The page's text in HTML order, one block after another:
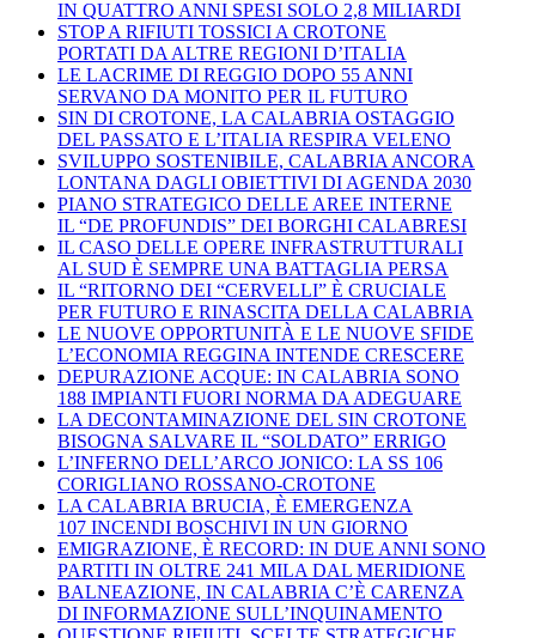
IN QUATTRO ANNI SPESI SOLO 2,8 MILIARDI
STOP A RIFIUTI TOSSICI A CROTONE
PORTATI DA ALTRE REGIONI D’ITALIA
LE LACRIME DI REGGIO DOPO 55 ANNI
SERVANO DA MONITO PER IL FUTURO
SIN DI CROTONE, LA CALABRIA OSTAGGIO
DEL PASSATO E L’ITALIA RESPIRA VELENO
SVILUPPO SOSTENIBILE, CALABRIA ANCORA
LONTANA DAGLI OBIETTIVI DI AGENDA 2030
PIANO STRATEGICO DELLE AREE INTERNE
IL “DE PROFUNDIS” DEI BORGHI CALABRESI
IL CASO DELLE OPERE INFRASTRUTTURALI
AL SUD È SEMPRE UNA BATTAGLIA PERSA
IL “RITORNO DEI “CERVELLI” È CRUCIALE
PER FUTURO E RINASCITA DELLA CALABRIA
LE NUOVE OPPORTUNITÀ E LE NUOVE SFIDE
L’ECONOMIA REGGINA INTENDE CRESCERE
DEPURAZIONE ACQUE: IN CALABRIA SONO
188 IMPIANTI FUORI NORMA DA ADEGUARE
LA DECONTAMINAZIONE DEL SIN CROTONE
BISOGNA SALVARE IL “SOLDATO” ERRIGO
L’INFERNO DELL’ARCO JONICO: LA SS 106
CORIGLIANO ROSSANO-CROTONE
LA CALABRIA BRUCIA, È EMERGENZA
107 INCENDI BOSCHIVI IN UN GIORNO
EMIGRAZIONE, È RECORD: IN DUE ANNI SONO
PARTITI IN OLTRE 241 MILA DAL MERIDIONE
BALNEAZIONE, IN CALABRIA C’È CARENZA
DI INFORMAZIONE SULL’INQUINAMENTO